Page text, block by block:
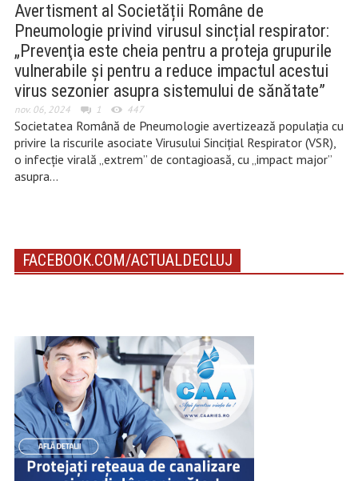
Avertisment al Societății Române de
Pneumologie privind virusul sincțial respirator:
„Prevenţia este cheia pentru a proteja grupurile
vulnerabile şi pentru a reduce impactul acestui
virus sezonier asupra sistemului de sănătate”
nov. 06, 2024 1 447
Societatea Română de Pneumologie avertizează populaţia cu
privire la riscurile asociate Virusului Sinciţial Respirator (VSR),
o infecţie virală „extrem” de contagioasă, cu „impact major”
asupra…
FACEBOOK.COM/ACTUALDECLUJ